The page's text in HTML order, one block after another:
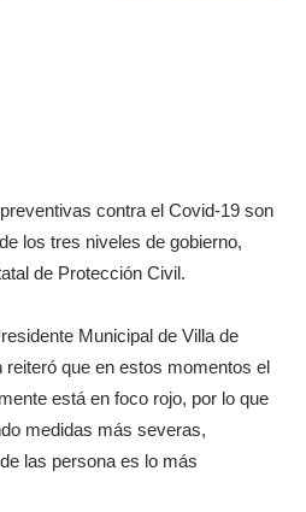
contra el Covid-19 son
los tres niveles de gobierno,
de Protección Civil.
Municipal de Villa de
que en estos momentos el
está en foco rojo, por lo que
medidas más severas,
las persona es lo más